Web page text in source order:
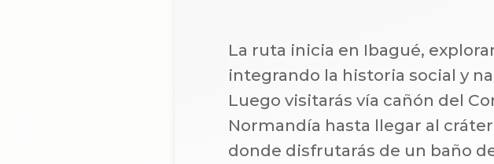
La ruta inicia en Ibagué,
integrando la historia social y
Luego visitarás vía cañón del
Normandía hasta llegar al
donde disfrutarás de un baño